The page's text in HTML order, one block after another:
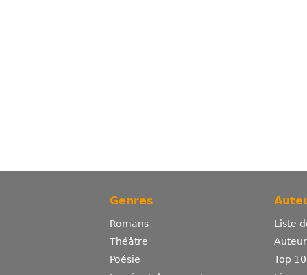
Genres
Romans
Théâtre
Poésie
Liste
Top